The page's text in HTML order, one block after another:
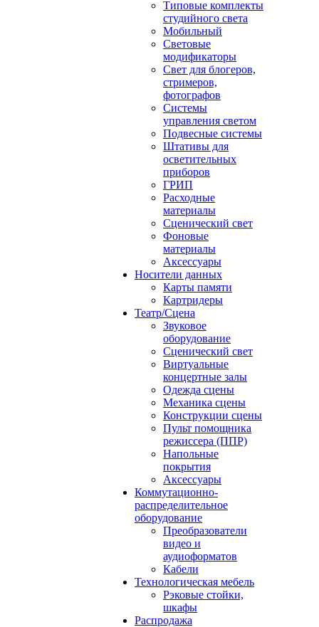
Типовые комплекты
студийного света
Мобильный
Световые
модификаторы
Свет для блогеров,
стримеров,
фотографов
Системы
управления светом
Подвесные системы
Штативы для
осветительных
приборов
ГРИП
Расходные
материалы
Сценический свет
Фоновые
материалы
Аксессуары
Носители данных
Карты памяти
Картридеры
Театр/Сцена
Звуковое
оборудование
Сценический свет
Виртуальные
концертные залы
Одежда сцены
Механика сцены
Конструкции сцены
Пульт помощника
режиссера (ППР)
Напольные
покрытия
Аксессуары
Коммутационно-
распределительное
оборудование
Преобразователи
видео и
аудиоформатов
Кабели
Технологическая мебель
Рэковые стойки,
шкафы
Распродажа